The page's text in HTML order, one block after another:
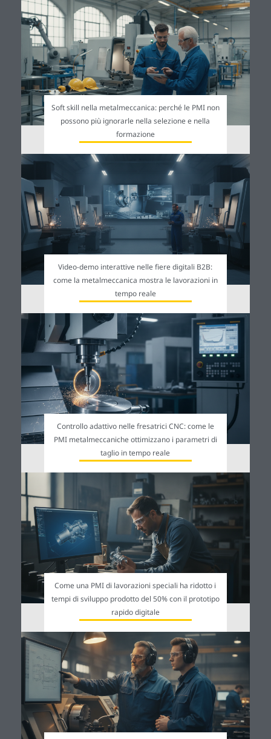
Soft skill nella metalmeccanica: perché le PMI non
possono più ignorarle nella selezione e nella
formazione
Video-demo interattive nelle fiere digitali B2B:
come la metalmeccanica mostra le lavorazioni in
tempo reale
Controllo adattivo nelle fresatrici CNC: come le
PMI metalmeccaniche ottimizzano i parametri di
taglio in tempo reale
Come una PMI di lavorazioni speciali ha ridotto i
tempi di sviluppo prodotto del 50% con il prototipo
rapido digitale